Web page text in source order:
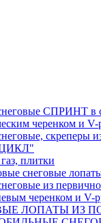
СПРИНТ в
черенком и V-
скреперы
плитки
снеговые
из
черенком и V-
ЛОПАТЫ ИЗ